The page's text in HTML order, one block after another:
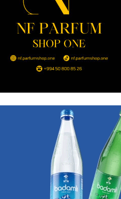
qadının milyonluq mirası ilə
qalmaqal: 546 min manatı 20
xərclədilər
- 17:15
həmləsinə start verib
- 17:00 297
İlyasova fəhləyə borclu qalıb?
295
Strateji Müdafiə Sazişi”nin
nədir? -ŞƏRH